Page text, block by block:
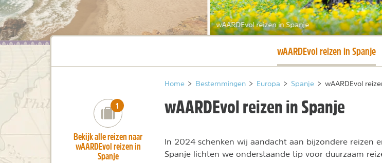
wAARDEvol reizen in Spanje
Huidige pagina
wAARDEvol reizen in Spanje
Home > Bestemmingen > Europa > Spanje > wAARDEvol
wAARDEvol reizen in Spanje
In 2024 schenken wij aandacht aan bijzondere reizen
Spanje lichten we onderstaande tip voor duurzaam
number_of_trips:
1
Bekijk alle reizen naar
wAARDEvol reizen in
Spanje